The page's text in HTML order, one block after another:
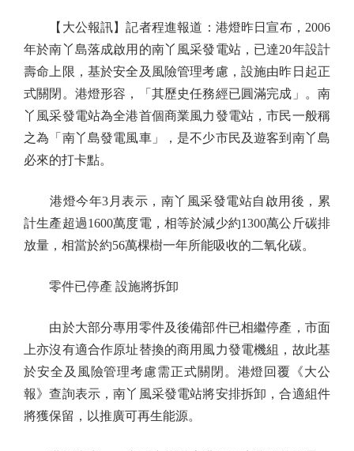
【大公報訊】記者程進報道：港燈昨日宣布，2006
年於南丫島落成啟用的南丫風采發電站，已達20年設計
壽命上限，基於安全及風險管理考慮，設施由昨日起正
式關閉。港燈形容，「其歷史任務經已圓滿完成」。南
丫風采發電站為全港首個商業風力發電站，市民一般稱
之為「南丫島發電風車」，是不少市民及遊客到南丫島
必來的打卡點。
港燈今年3月表示，南丫風采發電站自啟用後，累
計生產超過1600萬度電，相等於減少約1300萬公斤碳排
放量，相當於約56萬棵樹一年所能吸收的二氧化碳。
零件已停產 設施將拆卸
由於大部分專用零件及後備部件已相繼停產，市面
上亦沒有適合作原址替換的商用風力發電機組，故此基
於安全及風險管理考慮需正式關閉。港燈回覆《大公
報》查詢表示，南丫風采發電站將安排拆卸，合適組件
將獲保留，以推廣可再生能源。